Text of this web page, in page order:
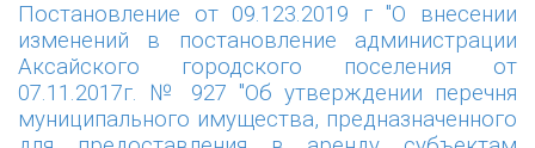
Постановление от 09.123.2019 г "О внесении
изменений в постановление администрации
Аксайского городского поселения от
07.11.2017г. № 927 "Об утверждении перечня
муниципального имущества, предназначенного